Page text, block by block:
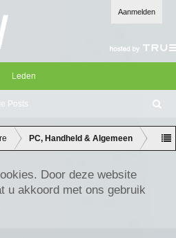
Aanmelden
Posts
Leden
oe
ke
n
PC, Handheld & Algemeen
Door deze website
u akkoord met ons gebruik